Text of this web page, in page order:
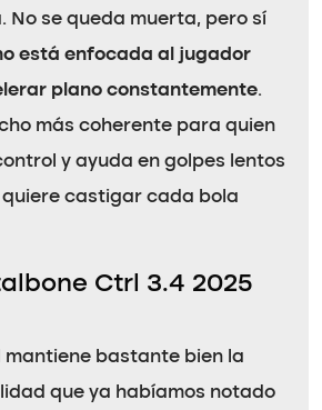
No se queda muerta, pero sí
está enfocada al jugador
plano constantemente.
más coherente para quien
y ayuda en golpes lentos
castigar cada bola
Ctrl 3.4 2025
mantiene bastante bien la
que ya habíamos notado